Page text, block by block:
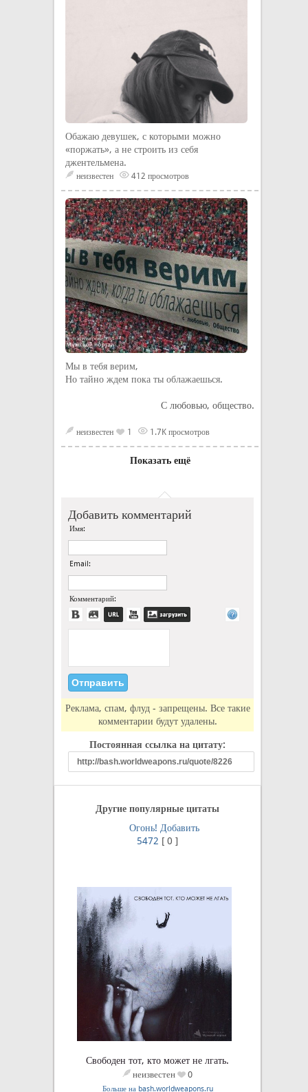
Обажаю девушек, с которыми можно
«поржать», а не строить из себя
джентельмена.
неизвестен 412 просмотров
Мы в тебя верим,
Но тайно ждем пока ты облажаешься.
С любовью, общество.
неизвестен 1 1.7K просмотров
Показать ещё
Добавить комментарий
Имя:
Email:
Комментарий:
Реклама, спам, флуд - запрещены. Все такие
комментарии будут удалены.
Постоянная ссылка на цитату:
Другие популярные цитаты
Огонь! Добавить
5472 [ 0 ]
Свободен тот, кто может не лгать.
неизвестен 0
Больше на bash.worldweapons.ru